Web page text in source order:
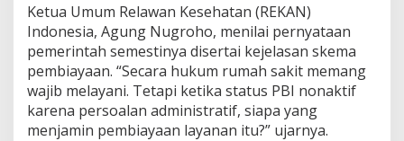
e
n
,
K
e
p
a
s
Ketua Umum Relawan Kesehatan (REKAN)
Indonesia, Agung Nugroho, menilai pernyataan
pemerintah semestinya disertai kejelasan skema
pembiayaan. “Secara hukum rumah sakit memang
wajib melayani. Tetapi ketika status PBI nonaktif
karena persoalan administratif, siapa yang
menjamin pembiayaan layanan itu?” ujarnya.